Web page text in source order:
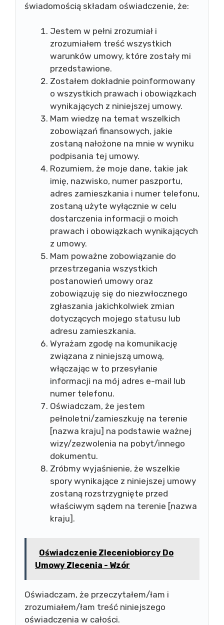
świadomością składam oświadczenie, że:
Jestem w pełni zrozumiał i
zrozumiałem treść wszystkich
warunków umowy, które zostały mi
przedstawione.
Zostałem dokładnie poinformowany
o wszystkich prawach i obowiązkach
wynikających z niniejszej umowy.
Mam wiedzę na temat wszelkich
zobowiązań finansowych, jakie
zostaną nałożone na mnie w wyniku
podpisania tej umowy.
Rozumiem, że moje dane, takie jak
imię, nazwisko, numer paszportu,
adres zamieszkania i numer telefonu,
zostaną użyte wyłącznie w celu
dostarczenia informacji o moich
prawach i obowiązkach wynikających
z umowy.
Mam poważne zobowiązanie do
przestrzegania wszystkich
postanowień umowy oraz
zobowiązuję się do niezwłocznego
zgłaszania jakichkolwiek zmian
dotyczących mojego statusu lub
adresu zamieszkania.
Wyrażam zgodę na komunikację
związana z niniejszą umową,
włączając w to przesyłanie
informacji na mój adres e-mail lub
numer telefonu.
Oświadczam, że jestem
pełnoletni/zamieszkuję na terenie
[nazwa kraju] na podstawie ważnej
wizy/zezwolenia na pobyt/innego
dokumentu.
Zróbmy wyjaśnienie, że wszelkie
spory wynikające z niniejszej umowy
zostaną rozstrzygnięte przed
właściwym sądem na terenie [nazwa
kraju].
Oświadczenie Zleceniobiorcy Do
Umowy Zlecenia - Wzór
Oświadczam, że przeczytałem/łam i
zrozumiałem/łam treść niniejszego
oświadczenia w całości.